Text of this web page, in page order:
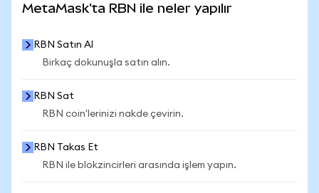
MetaMask'ta RBN ile neler yapılır
RBN Satın Al
Birkaç dokunuşla satın alın.
RBN Sat
RBN coin'lerinizi nakde çevirin.
RBN Takas Et
RBN ile blokzincirleri arasında işlem yapın.